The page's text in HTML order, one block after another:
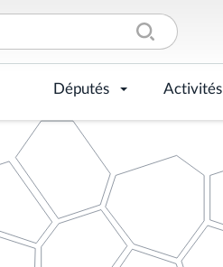
Députés Activités